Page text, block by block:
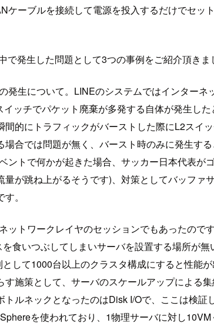
ケーブルを接続して電源を投入するだけでセ
発生した問題として3つの事例をご紹介頂きま
発生について。LINEのシステムではインター
ッチでパケット廃棄が多発する自体が発生し
的にトラフィックがバーストした際にL2ス
合では問題が無く、バースト時のみに発生
ントで何かが起きた場合、サッカー日本代表
が跳ね上がるそうです)、対策としてバッフ
。
ットワークレイヤのセッションでもあったの
食いつぶしてしまいサーバを設置する場所が
して1000台以上のクラスタ構成にすると性能
す施策として、サーバのスケールアップによ
ルネックとなったのはDisk I/Oで、ここは検
を使われており、1物理サーバに対し